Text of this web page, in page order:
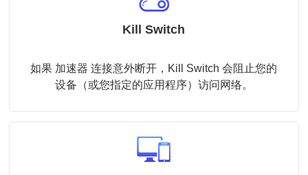
Kill Switch
如果 加速器 连接意外断开，Kill Switch 会阻止您的
设备（或您指定的应用程序）访问网络。